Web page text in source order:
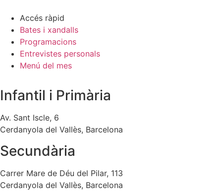
Accés ràpid
Bates i xandalls
Programacions
Entrevistes personals
Menú del mes
Infantil i Primària
Av. Sant Iscle, 6
Cerdanyola del Vallès, Barcelona
Secundària
Carrer Mare de Déu del Pilar, 113
Cerdanyola del Vallès, Barcelona